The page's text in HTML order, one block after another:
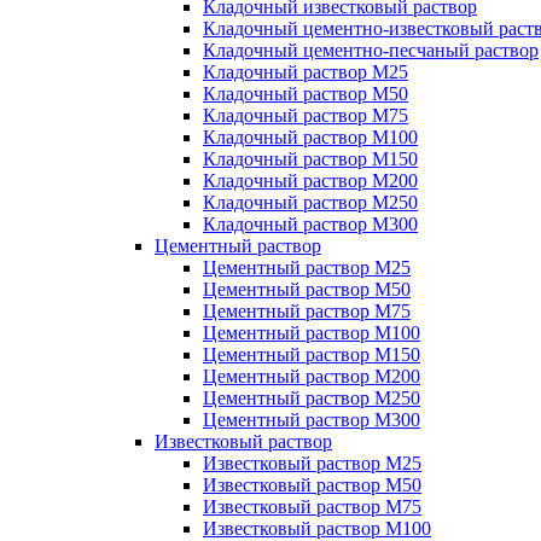
Кладочный известковый раствор
Кладочный цементно-известковый
Кладочный цементно-песчаный раствор
Кладочный раствор М25
Кладочный раствор М50
Кладочный раствор М75
Кладочный раствор М100
Кладочный раствор М150
Кладочный раствор М200
Кладочный раствор М250
Кладочный раствор М300
Цементный раствор
Цементный раствор М25
Цементный раствор М50
Цементный раствор М75
Цементный раствор М100
Цементный раствор М150
Цементный раствор М200
Цементный раствор М250
Цементный раствор М300
Известковый раствор
Известковый раствор М25
Известковый раствор М50
Известковый раствор М75
Известковый раствор М100